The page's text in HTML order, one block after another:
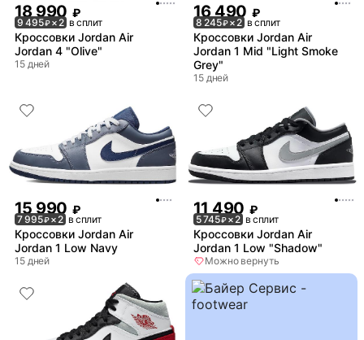
18 990 ₽
9 495₽× 2 в сплит
Кроссовки Jordan Air
Jordan 4 "Olive"
15 дней
16 490 ₽
8 245₽× 2 в сплит
Кроссовки Jordan Air
Jordan 1 Mid "Light Smoke
Grey"
15 дней
15 990 ₽
7 995₽× 2 в сплит
Кроссовки Jordan Air
Jordan 1 Low Navy
15 дней
11 490 ₽
5 745₽× 2 в сплит
Кроссовки Jordan Air
Jordan 1 Low "Shadow"
Можно вернуть